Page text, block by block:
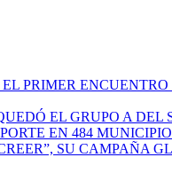
PRIMER
EL GRUPO A
EN 484
SU CAMPAÑA